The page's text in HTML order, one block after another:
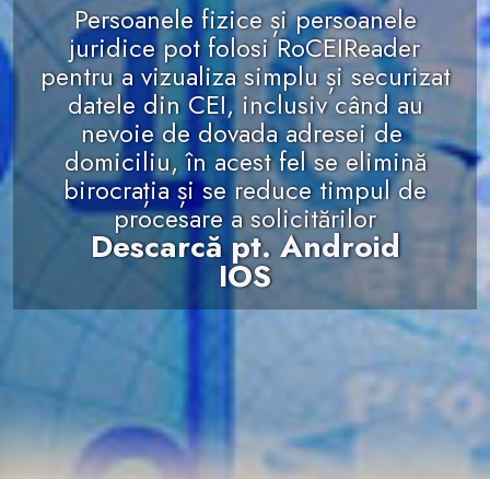
Persoanele fizice și persoanele
juridice pot folosi RoCEIReader
pentru a vizualiza simplu și securizat
datele din CEI, inclusiv când au
nevoie de dovada adresei de
domiciliu, în acest fel se elimină
birocrația și se reduce timpul de
procesare a solicitărilor
Descarcă pt. Android
IOS